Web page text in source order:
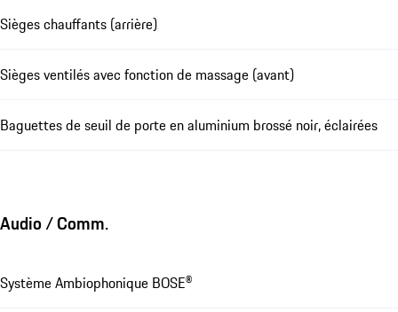
Sièges chauffants (arrière)
Sièges ventilés avec fonction de massage (avant)
Baguettes de seuil de porte en aluminium brossé noir, éclairées
Audio / Comm.
Système Ambiophonique BOSE®